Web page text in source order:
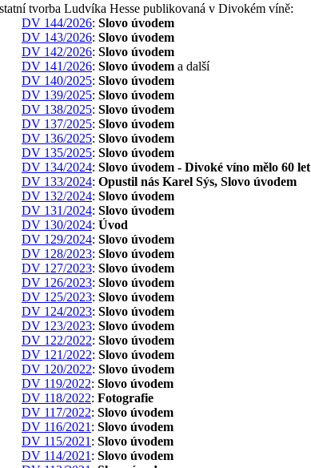
tvorba Ludvíka Hesse publikovaná v Divokém víně:
DV 144/2026: Slovo úvodem
DV 143/2026: Slovo úvodem
DV 142/2026: Slovo úvodem
DV 141/2026: Slovo úvodem a další
DV 140/2025: Slovo úvodem
DV 139/2025: Slovo úvodem
DV 138/2025: Slovo úvodem
DV 137/2025: Slovo úvodem
DV 136/2025: Slovo úvodem
DV 135/2025: Slovo úvodem
DV 134/2024: Slovo úvodem - Divoké víno mělo 60 let
DV 133/2024: Opustil nás Karel Sýs, Slovo úvodem
DV 132/2024: Slovo úvodem
DV 131/2024: Slovo úvodem
DV 130/2024: Úvod
DV 129/2024: Slovo úvodem
DV 128/2023: Slovo úvodem
DV 127/2023: Slovo úvodem
DV 126/2023: Slovo úvodem
DV 125/2023: Slovo úvodem
DV 124/2023: Slovo úvodem
DV 123/2023: Slovo úvodem
DV 122/2022: Slovo úvodem
DV 121/2022: Slovo úvodem
DV 120/2022: Slovo úvodem
DV 119/2022: Slovo úvodem
DV 118/2022: Fotografie
DV 117/2022: Slovo úvodem
DV 116/2021 : Slovo úvodem
DV 115/2021 : Slovo úvodem
DV 114/2021 : Slovo úvodem